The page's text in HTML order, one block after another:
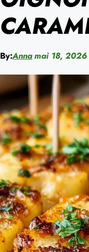
By:Annamai 18, 2026